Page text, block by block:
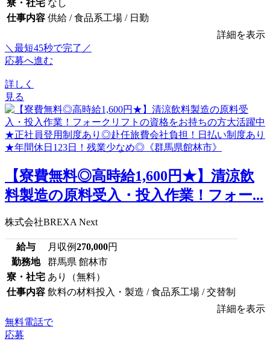
寮・社宅 なし
仕事内容 供給 / 食品系工場 / 日勤
詳細を表示
＼最短45秒で完了／
応募へ進む
詳しく
見る
【寮費無料◎高時給1,600円★】清涼飲
料製造の原料受入・投入作業！フォー...
株式会社BREXA Next
給与 月収例270,000円
勤務地
群馬県 館林市
寮・社宅 あり（無料）
仕事内容 飲料の材料投入・製造 / 食品系工場 / 交替制
詳細を表示
無料電話で
応募